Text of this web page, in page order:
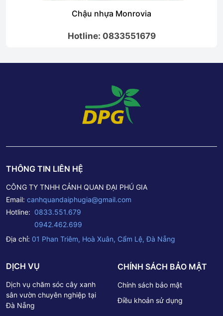
Chậu nhựa Monrovia
Hotline: 0833551679
THÔNG TIN LIÊN HỆ
CÔNG TY TNHH CẢNH QUAN ĐẠI PHÚ GIA
Email: canhquandaiphugia@gmail.com
Hotline: 0833.551.679
0942.462.699
Địa chỉ: 01 Phan Triêm, Hoà Xuân, Cẩm Lệ, Đà Nẵng
DỊCH VỤ
Dịch vụ chăm sóc cây xanh
sân vườn chuyên nghiệp tại
Đà Nẵng
CHÍNH SÁCH BẢO MẬT
Chính sách bảo mật
Điều khoản sử dụng